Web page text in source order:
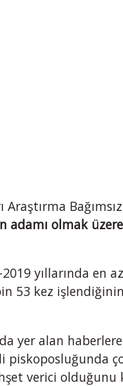
Araştırma
adamı olmak
yıllarında en
53 kez
yer alan
piskoposluğunda
verici olduğunu